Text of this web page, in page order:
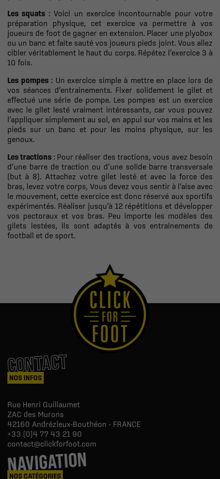
Les squats : Voici un exercice incontournable pour votre
préparation physique, cet exercice va permettre à vos
joueurs de foot de gagner en extension. Placer une plyobox
ou un banc et faite sauté vos joueurs pieds joint. Vous allez
cibler véritablement le haut du corps. Répétez l’exercice 3 à
10 fois.
Les pompes: Un exercice simple à mettre en place lors de
vos séances d’entrainements. Fixer solidement le gilet et
effectué une série de pompe. Les pompes est un exercice
avec le gilet lesté vraiment intéressants, car vous pouvez
l’appliquer simplement au sol, en appui sur vos mains et les
pieds sur un banc et pour les moins physique, sur les
genoux.
Les tractions : Pour réaliser des tractions, vous avez besoin
d’une barre de traction ou d’une solide barre transversale
(but à 8). Attachez votre gilet lesté et avec la force des
bras, levez votre corps, Vous devez vous sentir à l’aise avec
le mouvement, cette exercice est donc réservé aux sportifs
expérimentés. Réaliser jusqu’à 12 répétitions et développer
vos pectoraux et vos bras. Peu importe les modèles des
gilets lestées, ils sont adaptés à vos entrainements de
football et de sport.
CONTACT
NOS INFOS
Rue Henri Guillaumet
ZAC des Murons
42160 Andrézieux-Bouthéon - FRANCE
+33 (0)4 77 43 21 90
contact@clickforfoot.com
NAVIGATION
NOS CATÉGORIES